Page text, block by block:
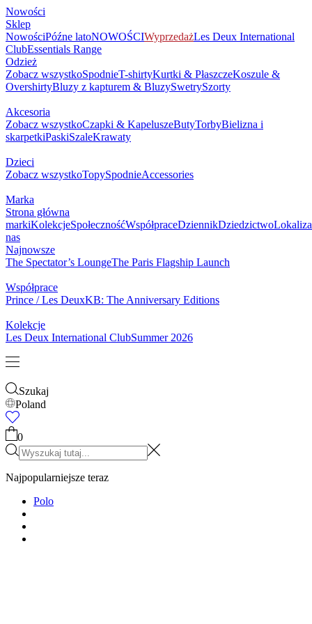
Nowości
Sklep
NowościPóźne latoNOWOŚCIWyprzedażLes Deux International
ClubEssentials Range
Odzież
Zobacz wszystkoSpodnieT-shirtyKurtki & PłaszczeKoszule &
OvershirtyBluzy z kapturem & BluzySwetrySzorty
Akcesoria
Zobacz wszystkoCzapki & KapeluszeButyTorbyBielizna i
skarpetkiPaskiSzaleKrawaty
Dzieci
Zobacz wszystkoTopySpodnieAccessories
Marka
Strona główna
markiKolekcjeSpołecznośćWspółpraceDziennikDziedzictwo
nas
Najnowsze
The Spectator’s LoungeThe Paris Flagship Launch
Współprace
Prince / Les DeuxKB: The Anniversary Editions
Kolekcje
Les Deux International ClubSummer 2026
Szukaj
Poland
0
Najpopularniejsze teraz
Polo